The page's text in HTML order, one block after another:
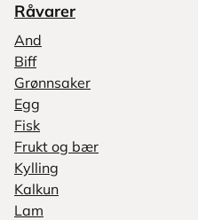
Råvarer
And
Biff
Grønnsaker
Egg
Fisk
Frukt og bær
Kylling
Kalkun
Lam